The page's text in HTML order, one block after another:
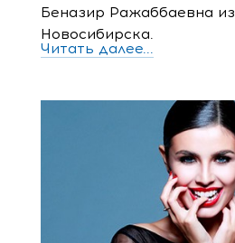
Беназир Ражаббаевна из
Новосибирска.
Читать далее...